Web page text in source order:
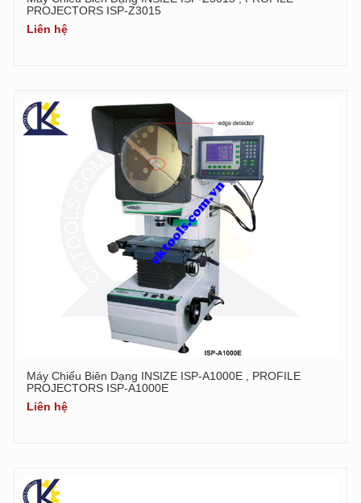
PROJECTORS ISP-Z3015
Liên hệ
Máy Chiếu Biên Dạng INSIZE ISP-A1000E , PROFILE
PROJECTORS ISP-A1000E
Liên hệ